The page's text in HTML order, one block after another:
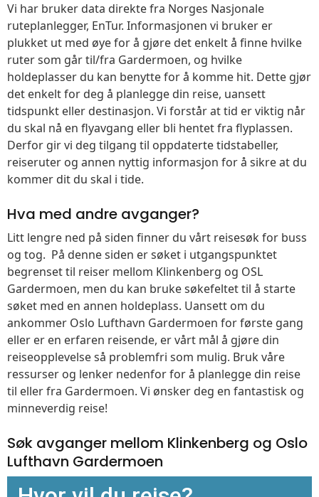
Vi har bruker data direkte fra Norges Nasjonale
ruteplanlegger, EnTur. Informasjonen vi bruker er
plukket ut med øye for å gjøre det enkelt å finne hvilke
ruter som går til/fra Gardermoen, og hvilke
holdeplasser du kan benytte for å komme hit. Dette gjør
det enkelt for deg å planlegge din reise, uansett
tidspunkt eller destinasjon. Vi forstår at tid er viktig når
du skal nå en flyavgang eller bli hentet fra flyplassen.
Derfor gir vi deg tilgang til oppdaterte tidstabeller,
reiseruter og annen nyttig informasjon for å sikre at du
kommer dit du skal i tide.
Hva med andre avganger?
Litt lengre ned på siden finner du vårt reisesøk for buss
og tog. På denne siden er søket i utgangspunktet
begrenset til reiser mellom Klinkenberg og OSL
Gardermoen, men du kan bruke søkefeltet til å starte
søket med en annen holdeplass. Uansett om du
ankommer Oslo Lufthavn Gardermoen for første gang
eller er en erfaren reisende, er vårt mål å gjøre din
reiseopplevelse så problemfri som mulig. Bruk våre
ressurser og lenker nedenfor for å planlegge din reise
til eller fra Gardermoen. Vi ønsker deg en fantastisk og
minneverdig reise!
Søk avganger mellom Klinkenberg og Oslo
Lufthavn Gardermoen